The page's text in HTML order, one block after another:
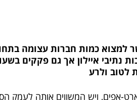
למצוא כמות חברות עצומה
נתיבי איילון אך גם פקקים
לטוב ולרע
אפים, ויש המשווים אותה לעמק